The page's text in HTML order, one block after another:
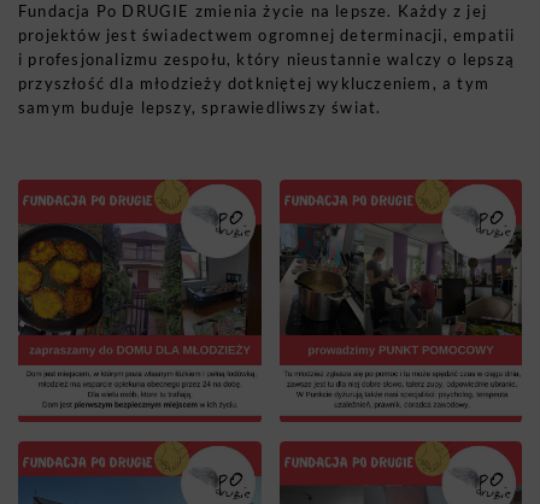
Fundacja Po DRUGIE zmienia życie na lepsze. Każdy z jej
projektów jest świadectwem ogromnej determinacji, empatii
i profesjonalizmu zespołu, który nieustannie walczy o lepszą
przyszłość dla młodzieży dotkniętej wykluczeniem, a tym
samym buduje lepszy, sprawiedliwszy świat.